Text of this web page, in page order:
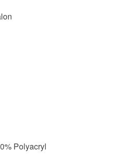
Polyacryl